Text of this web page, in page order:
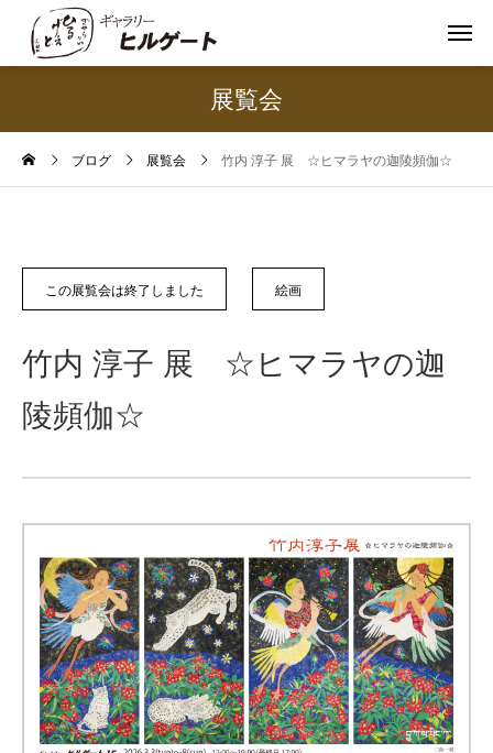
展覧会
ブログ 展覧会 竹内 淳子 展 ☆ヒマラヤの迦陵頻伽☆
この展覧会は終了しました 絵画
竹内 淳子 展 ☆ヒマラヤの迦
陵頻伽☆